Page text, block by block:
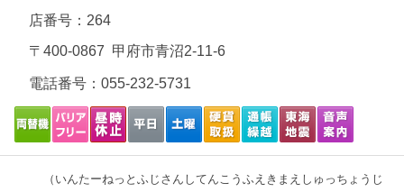
店番号：264
〒400-0867 甲府市青沼2-11-6
電話番号： 055-232-5731
（いんたーねっとふじさんしてんこうふえきまえしゅっちょうじ